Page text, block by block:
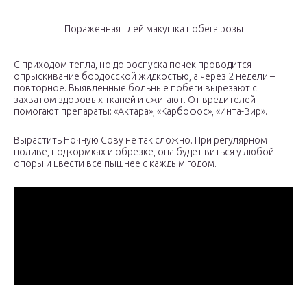
Пораженная тлей макушка побега розы
С приходом тепла, но до роспуска почек проводится
опрыскивание бордосской жидкостью, а через 2 недели –
повторное. Выявленные больные побеги вырезают с
захватом здоровых тканей и сжигают. От вредителей
помогают препараты: «Актара», «Карбофос», «Инта-Вир».
Вырастить Ночную Сову не так сложно. При регулярном
поливе, подкормках и обрезке, она будет виться у любой
опоры и цвести все пышнее с каждым годом.